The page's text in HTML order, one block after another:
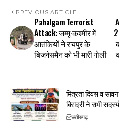
PREVIOUS ARTICLE
Pahalgam Terrorist
Attack: जम्मू-कश्मीर में
आतंकियों ने रायपुर के
बिजनेसमैन को भी मारी गोली
मित्रता दिवस व
बिरादरी ने सभी
छत्तीसगढ़